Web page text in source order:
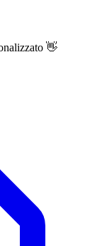
👋